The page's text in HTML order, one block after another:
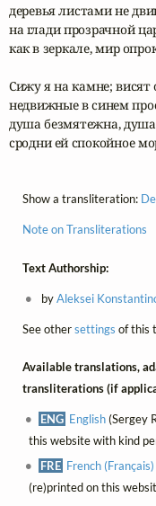
деревья листами не
на глади прозрачной
как в зеркале, мир
Сижу я на камне; висят
недвижные в синем
душа безмятежна, душа
сродни ей спокойное
Show a transliteration:
Note on Transliterations
Text Authorship:
byAleksei
See othersettings of this
Available translations,
transliterations (if
ENG English(Sergey
this website with kind
FRE French (Français)
(re)printed on this